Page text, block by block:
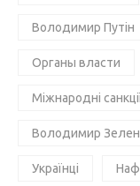
Володимир Путін
Органы власти
Міжнародні
Володимир
Українці